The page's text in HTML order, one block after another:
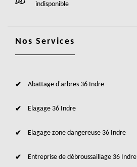
indisponible
Nos Services
Abattage d'arbres 36 Indre
Elagage 36 Indre
Elagage zone dangereuse 36 Indre
Entreprise de débroussaillage 36 Indre